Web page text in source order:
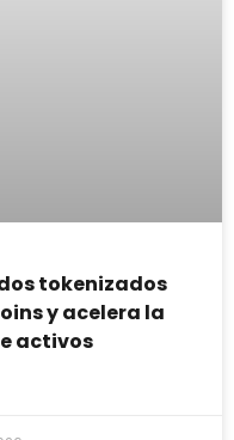
tokenizados
y acelera la
activos